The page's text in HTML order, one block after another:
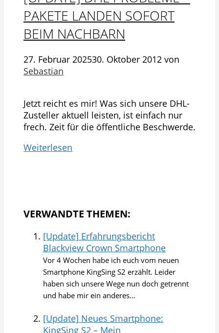
PAKETE LANDEN SOFORT
BEIM NACHBARN
27. Februar 202530. Oktober 2012 von
Sebastian
Jetzt reicht es mir! Was sich unsere DHL-
Zusteller aktuell leisten, ist einfach nur
frech. Zeit für die öffentliche Beschwerde.
Weiterlesen
VERWANDTE THEMEN:
[Update] Erfahrungsbericht
Blackview Crown Smartphone
Vor 4 Wochen habe ich euch vom neuen
Smartphone KingSing S2 erzählt. Leider
haben sich unsere Wege nun doch getrennt
und habe mir ein anderes...
[Update] Neues Smartphone:
KingSing S2 – Mein